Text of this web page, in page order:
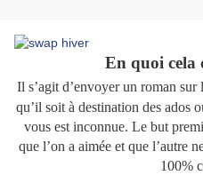
En quoi cela
Il s’agit d’envoyer un roman sur
qu’il soit à destination des ados
vous est inconnue. Le but
que l’on a aimée et que l’autre
100%